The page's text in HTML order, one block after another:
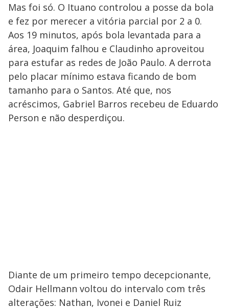
Mas foi só. O Ituano controlou a posse da bola
e fez por merecer a vitória parcial por 2 a 0.
Aos 19 minutos, após bola levantada para a
área, Joaquim falhou e Claudinho aproveitou
para estufar as redes de João Paulo. A derrota
pelo placar mínimo estava ficando de bom
tamanho para o Santos. Até que, nos
acréscimos, Gabriel Barros recebeu de Eduardo
Person e não desperdiçou.
Diante de um primeiro tempo decepcionante,
Odair Hellmann voltou do intervalo com três
alterações: Nathan, Ivonei e Daniel Ruiz